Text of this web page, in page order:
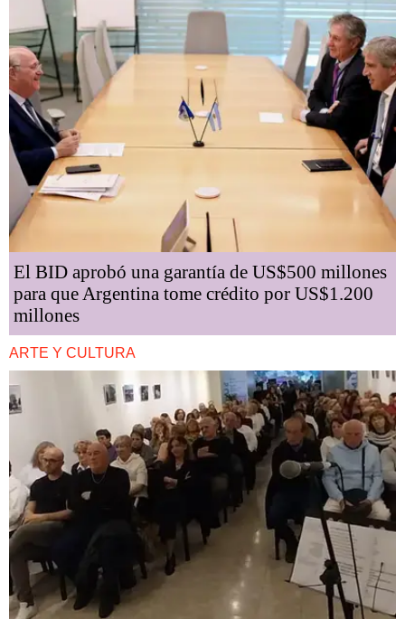
El BID aprobó una garantía de US$500 millones
para que Argentina tome crédito por US$1.200
millones
ARTE Y CULTURA